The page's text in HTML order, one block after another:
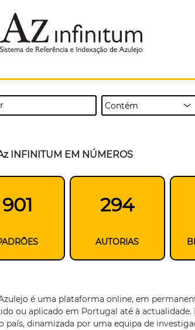
INFINITUM EM NÚMEROS
901 294
AUTORIAS
é uma plataforma online, em
ou aplicado em Portugal até à actualidade.
dinamizada por uma equipa de